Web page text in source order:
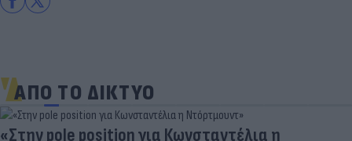
ΑΠΟ ΤΟ ΔΙΚΤΥΟ
«Στην pole position για Κωνσταντέλια η